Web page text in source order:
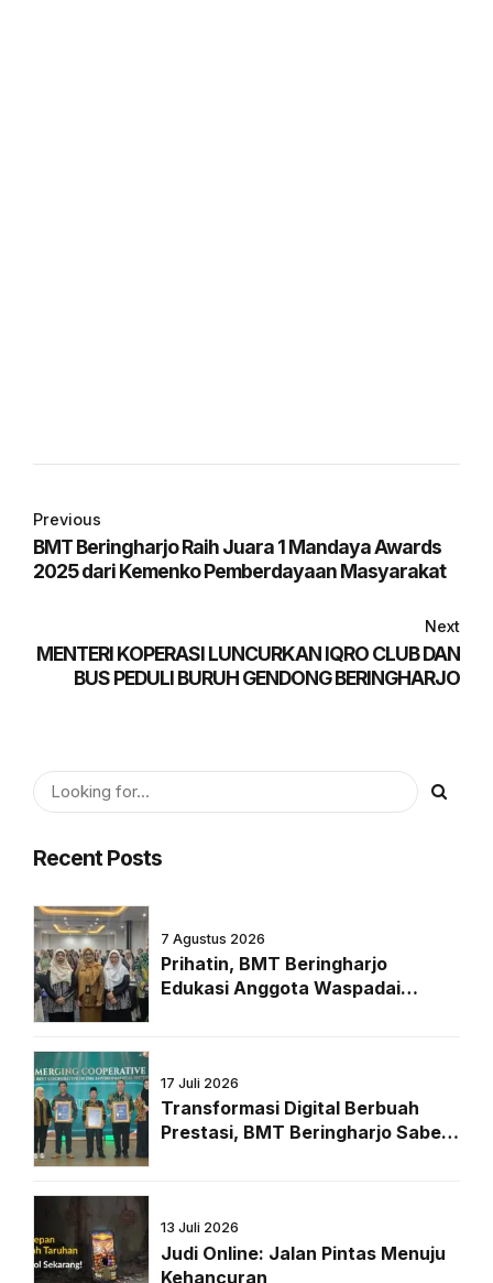
Previous
BMT Beringharjo Raih Juara 1 Mandaya Awards
2025 dari Kemenko Pemberdayaan Masyarakat
Next
MENTERI KOPERASI LUNCURKAN IQRO CLUB DAN
BUS PEDULI BURUH GENDONG BERINGHARJO
Recent Posts
7 Agustus 2026
Prihatin, BMT Beringharjo
Edukasi Anggota Waspadai
17 Juli 2026
Transformasi Digital Berbuah
Prestasi, BMT Beringharjo Sabet
13 Juli 2026
Judi Online: Jalan Pintas Menuju
Kehancuran